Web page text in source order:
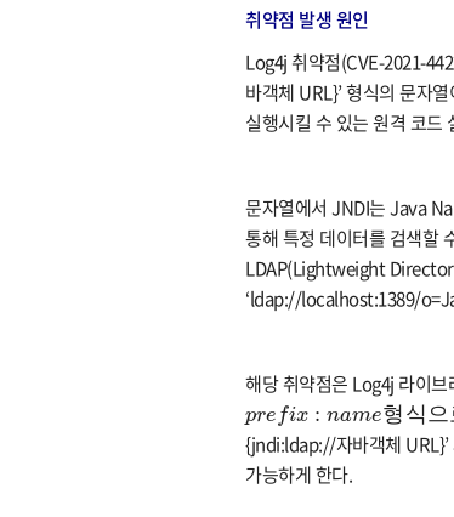
취약점 발생 원인​​
Log4j 취약점(CVE-2021-
바객체 URL}’ 형식의 문자
실행시킬 수 있는 원격 코드
문자열에서 JNDI는 Java
통해 특정 데이터를 검색할
LDAP(Lightweight
‘ldap://localhost:1389/
해당 취약점은 Log4j 라이브
pre fix : name형 식으
prefix name형식 으로
{jndi:ldap://자바객체 URL}’
가능하게 한다.